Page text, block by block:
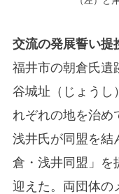
交流の発展誓い提
福井市の朝倉氏遺
谷城址（じょうし
れぞれの地を治め
浅井氏が同盟を結
倉・浅井同盟」を
迎えた。両団体の